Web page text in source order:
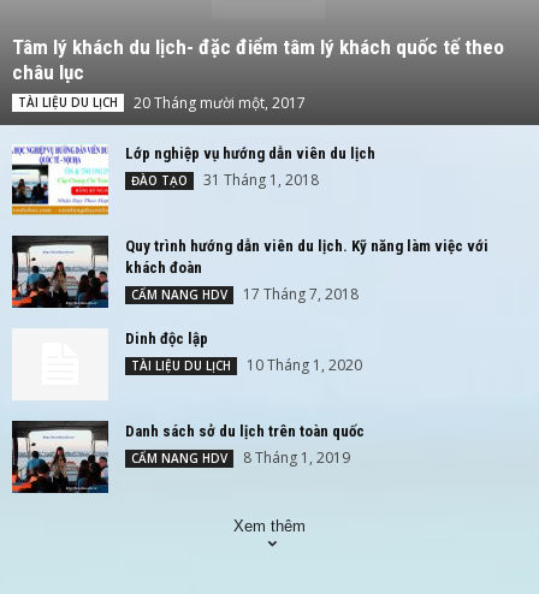
Tâm lý khách du lịch- đặc điểm tâm lý khách quốc tế theo
châu lục
TÀI LIỆU DU LỊCH 20 Tháng mười một, 2017
Lớp nghiệp vụ hướng dẫn viên du lịch
ĐÀO TẠO 31 Tháng 1, 2018
Quy trình hướng dẫn viên du lịch. Kỹ năng làm việc với
khách đoàn
CẨM NANG HDV 17 Tháng 7, 2018
Dinh độc lập
TÀI LIỆU DU LỊCH 10 Tháng 1, 2020
Danh sách sở du lịch trên toàn quốc
CẨM NANG HDV 8 Tháng 1, 2019
Xem thêm